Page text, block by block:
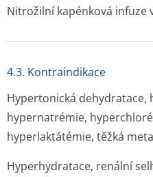
Nitrožilní kapénková infuze
4.3. Kontraindikace
Hypertonická dehydratace,
hypernatrémie,
hyperlaktátémie, těžká
Hyperhydratace, renální